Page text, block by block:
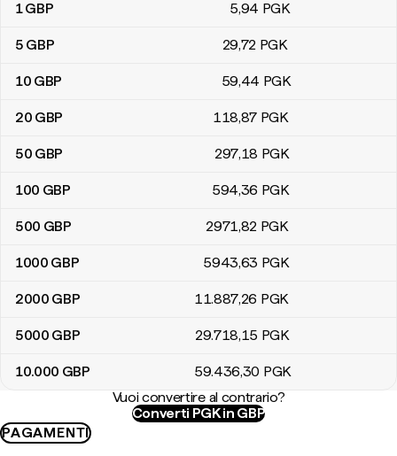
1GBP 5,94 PGK
5 GBP 29,72 PGK
10 GBP 59,44 PGK
20 GBP 118,87 PGK
50 GBP 297,18 PGK
100 GBP 594,36 PGK
500 GBP 2971,82 PGK
1000 GBP 5943,63 PGK
2000 GBP 11.887,26 PGK
5000 GBP 29.718,15 PGK
10.000 GBP 59.436,30 PGK
Vuoi convertire al contrario?
Converti PGK in GBP
PAGAMENTI